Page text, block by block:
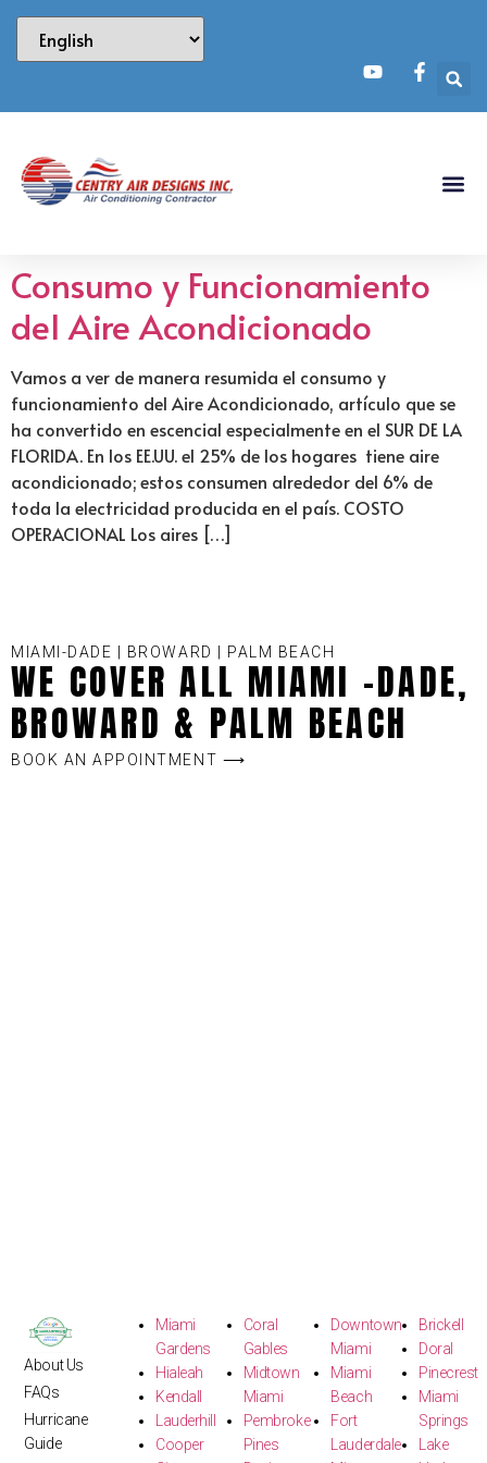
Consumo y Funcionamiento
del Aire Acondicionado
Vamos a ver de manera resumida el consumo y
funcionamiento del Aire Acondicionado, artículo que se
ha convertido en escencial especialmente en el SUR DE LA
FLORIDA. En los EE.UU. el 25% de los hogares tiene aire
acondicionado; estos consumen alrededor del 6% de
toda la electricidad producida en el país. COSTO
OPERACIONAL Los aires […]
MIAMI-DADE | BROWARD | PALM BEACH
WE COVER ALL MIAMI -DADE,
BROWARD & PALM BEACH
BOOK AN APPOINTMENT ⟶
About Us
FAQs
Hurricane
Guide
Miami
Gardens
Hialeah
Kendall
Lauderhill
Cooper
Coral
Gables
Midtown
Miami
Pembroke
Pines
Downtown
Miami
Miami
Beach
Fort
Lauderdale
Brickell
Doral
Pinecrest
Miami
Springs
Lake